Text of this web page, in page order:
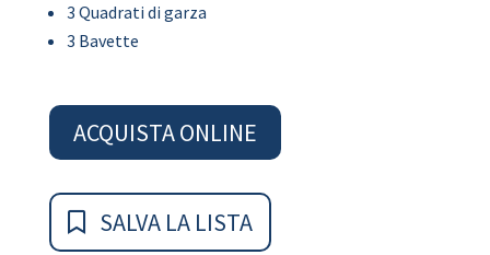
3 Quadrati di garza
3 Bavette
ACQUISTA ONLINE
SALVA LA LISTA